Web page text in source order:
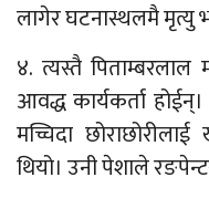
लागेर घटनास्थलमै मृत्यु
४. त्यस्तै
आवद्ध कार्यकर्ता
मच्चिदा
थियो। उनी पेशाले